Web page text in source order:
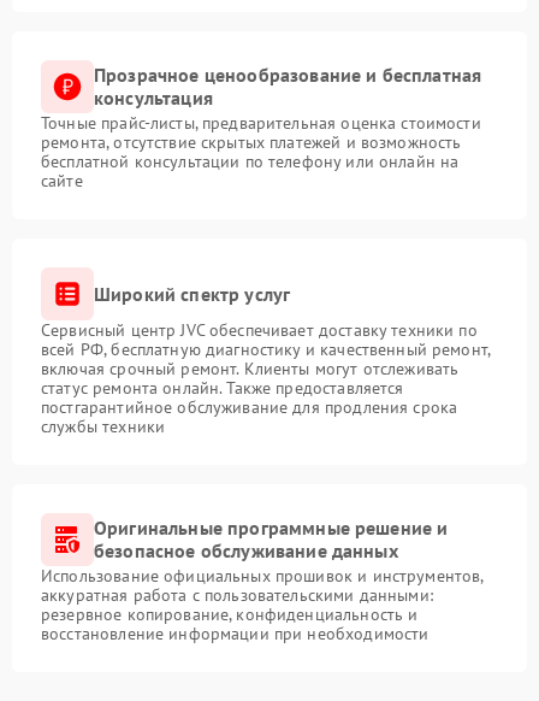
Прозрачное ценообразование и бесплатная
консультация
Точные прайс-листы, предварительная оценка стоимости
ремонта, отсутствие скрытых платежей и возможность
бесплатной консультации по телефону или онлайн на
сайте
Широкий спектр услуг
Сервисный центр JVC обеспечивает доставку техники по
всей РФ, бесплатную диагностику и качественный ремонт,
включая срочный ремонт. Клиенты могут отслеживать
статус ремонта онлайн. Также предоставляется
постгарантийное обслуживание для продления срока
службы техники
Оригинальные программные решение и
безопасное обслуживание данных
Использование официальных прошивок и инструментов,
аккуратная работа с пользовательскими данными:
резервное копирование, конфиденциальность и
восстановление информации при необходимости